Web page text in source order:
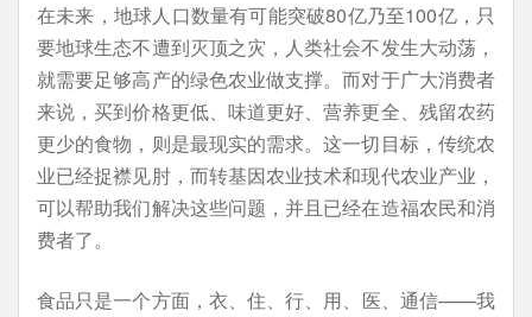
在未来，地球人口数量有可能突破80亿乃至100亿，只
要地球生态不遭到灭顶之灾，人类社会不发生大动荡，
就需要足够高产的绿色农业做支撑。而对于广大消费者
来说，买到价格更低、味道更好、营养更全、残留农药
更少的食物，则是最现实的需求。这一切目标，传统农
业已经捉襟见肘，而转基因农业技术和现代农业产业，
可以帮助我们解决这些问题，并且已经在造福农民和消
费者了。
食品只是一个方面，衣、住、行、用、医、通信——我